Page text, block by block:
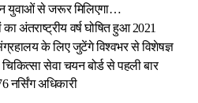
युवाओं से जरूर मिलिएगा…
अंतराष्ट्रीय वर्ष घोषित हुआ 2021
के लिए जुटेंगे विश्वभर से विशेषज्ञ
सेवा चयन बोर्ड से पहली बार
नर्सिंग अधिकारी